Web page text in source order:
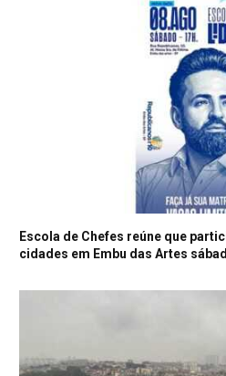
Escola de Chefes reúne que
cidades em Embu das Artes